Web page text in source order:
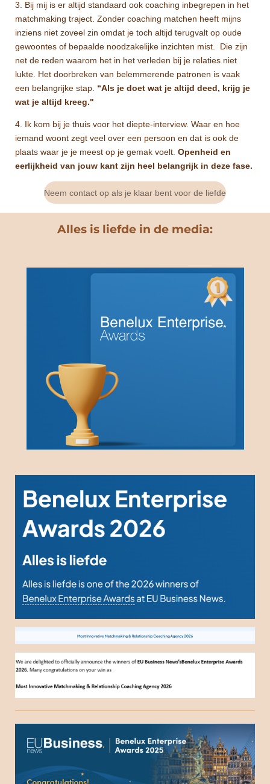
3. Bij mij is er altijd standaard ook coaching inbegrepen in het
matchmaking traject. Zonder coaching matchen heeft mijns
inziens niet zoveel zin omdat je toch altijd terugvalt op oude
gewoontes of bepaalde noodzakelijke inzichten mist. Die zijn
net de reden waarom het in het verleden bij je relaties niet
lukte. Het doorbreken van belemmerende patronen is vaak
een belangrijke stap. “Als je doet wat je altijd deed, krijg je
wat je altijd kreeg."
4. Ik kom bij je thuis voor het diepte-interview. Waar en hoe
iemand woont zegt veel over een persoon en dat is ook de
plaats waar je je meest op je gemak voelt. Openheid en
eerlijkheid van jouw kant zijn heel belangrijk in deze fase.
Neem contact op als je klaar bent voor de liefde
Alles is liefde in de media: